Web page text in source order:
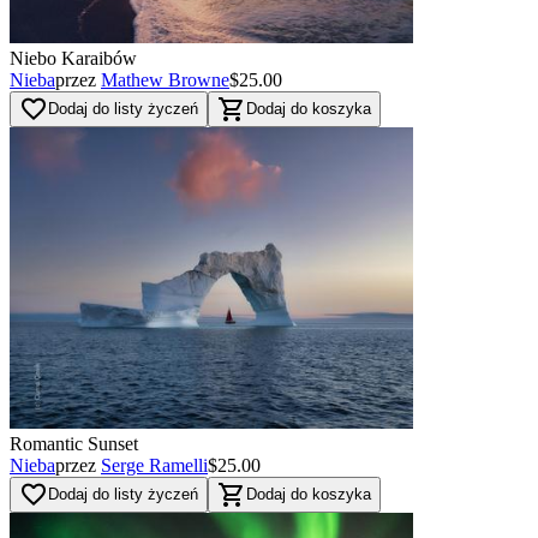
Niebo Karaibów
Niebaprzez Mathew Browne$25.00
favorite_border Dodaj do listy życzeń shopping_cart Dodaj do koszyka
Romantic Sunset
Niebaprzez Serge Ramelli$25.00
favorite_border Dodaj do listy życzeń shopping_cart Dodaj do koszyka